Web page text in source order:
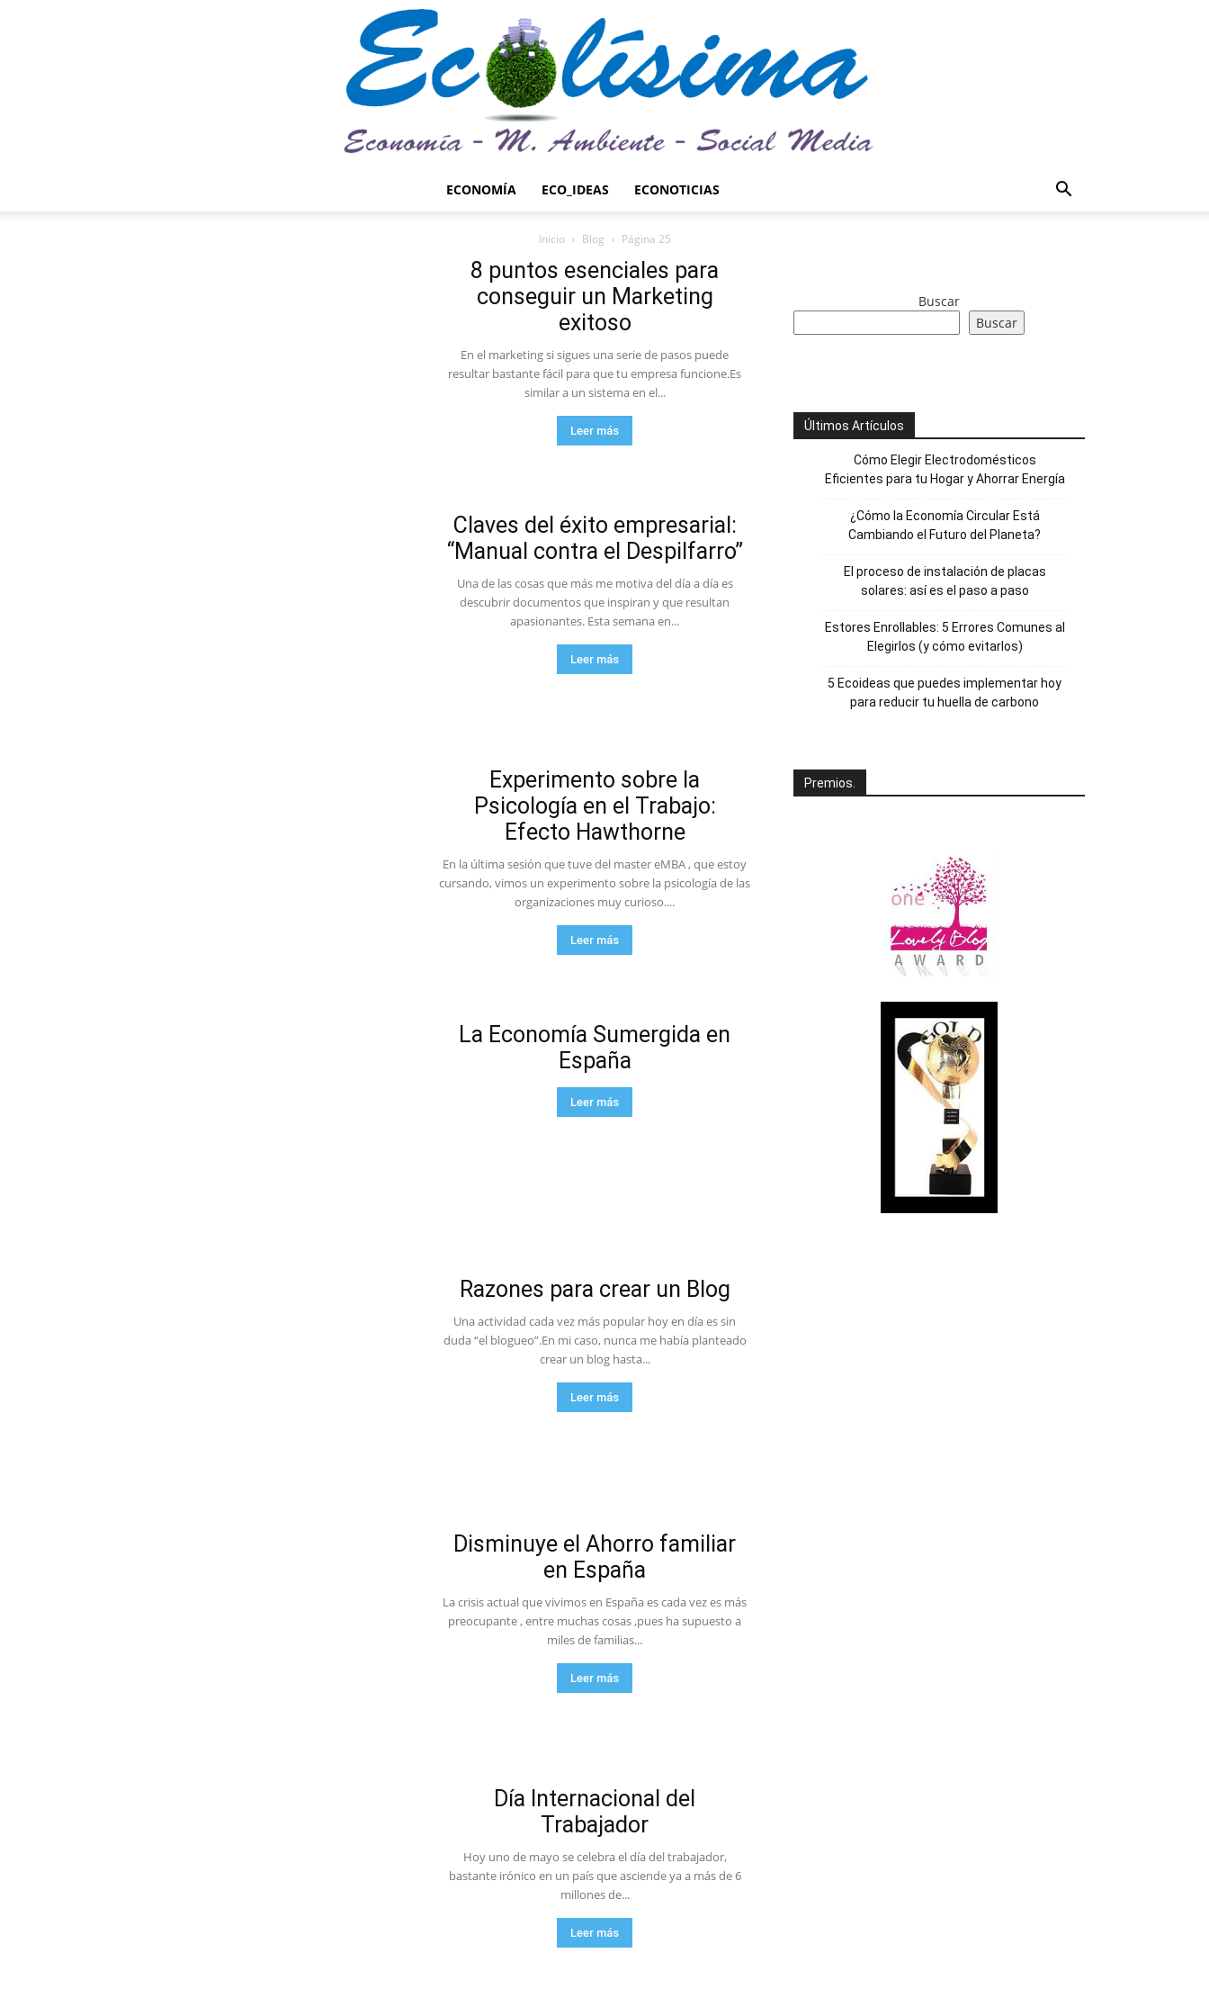
ECONOMÍA ECO_IDEAS ECONOTICIAS
Inicio Blog Página 25
8 puntos esenciales para
conseguir un Marketing
exitoso
En el marketing si sigues una serie de pasos puede
resultar bastante fácil para que tu empresa funcione.Es
similar a un sistema en el...
Leer más
Claves del éxito empresarial:
“Manual contra el Despilfarro”
Una de las cosas que más me motiva del día a día es
descubrir documentos que inspiran y que resultan
apasionantes. Esta semana en...
Leer más
Experimento sobre la
Psicología en el Trabajo:
Efecto Hawthorne
En la última sesión que tuve del master eMBA , que estoy
cursando, vimos un experimento sobre la psicología de las
organizaciones muy curioso....
Leer más
La Economía Sumergida en
España
Leer más
Razones para crear un Blog
Una actividad cada vez más popular hoy en día es sin
duda “el blogueo”.En mi caso, nunca me había planteado
crear un blog hasta...
Leer más
Disminuye el Ahorro familiar
en España
La crisis actual que vivimos en España es cada vez es más
preocupante , entre muchas cosas ,pues ha supuesto a
miles de familias...
Leer más
Día Internacional del
Trabajador
Hoy uno de mayo se celebra el día del trabajador,
bastante irónico en un país que asciende ya a más de 6
millones de...
Leer más
Buscar
Buscar
Últimos Artículos
Cómo Elegir Electrodomésticos
Eficientes para tu Hogar y Ahorrar Energía
¿Cómo la Economía Circular Está
Cambiando el Futuro del Planeta?
El proceso de instalación de placas
solares: así es el paso a paso
Estores Enrollables: 5 Errores Comunes al
Elegirlos (y cómo evitarlos)
5 Ecoideas que puedes implementar hoy
para reducir tu huella de carbono
Premios.